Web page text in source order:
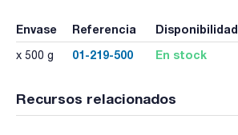
Envase Referencia Disponibilidad
x 500 g 01-219-500 En stock
Recursos relacionados